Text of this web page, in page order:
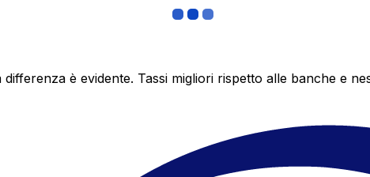
è evidente. Tassi migliori rispetto alle banche e